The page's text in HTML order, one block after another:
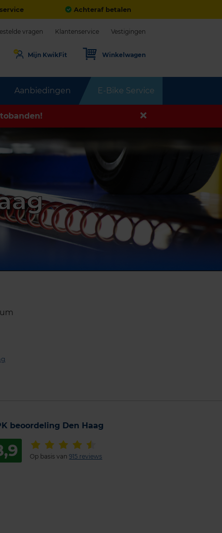
Achteraf betalen
Aanbiedingen E-Bike Service
vragen Klantenservice Vestigingen
Mijn KwikFit Winkelwagen
beoordeling Den Haag
Op basis van915 reviews